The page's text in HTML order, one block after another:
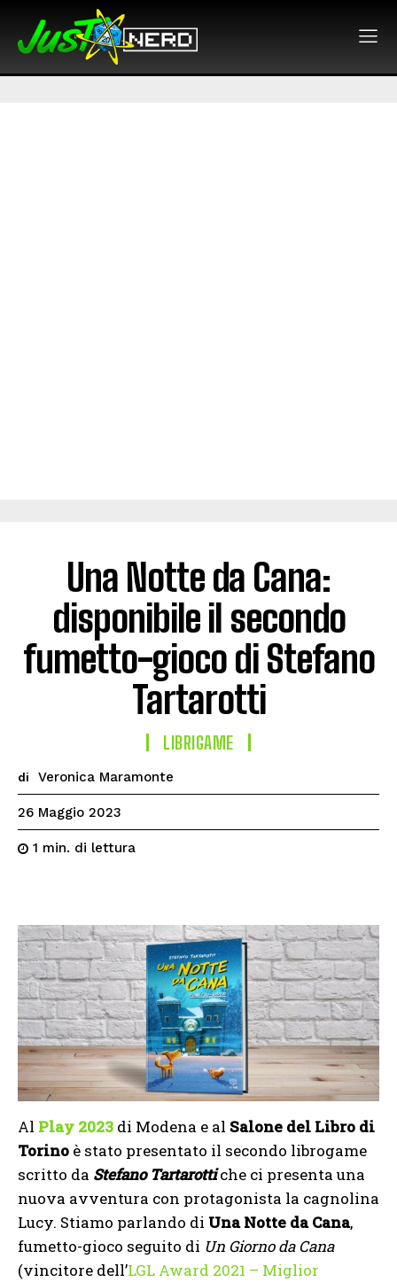
Una Notte da Cana:
disponibile il secondo
fumetto-gioco di Stefano
Tartarotti
LIBRIGAME
di Veronica Maramonte
26 Maggio 2023
1 min. di lettura
Al Play 2023 di Modena e al Salone del Libro di
Torino è stato presentato il secondo librogame
scritto da Stefano Tartarottiche ci presenta una
nuova avventura con protagonista la cagnolina
Lucy. Stiamo parlando di Una Notte da Cana,
fumetto-gioco seguito di Un Giorno da Cana
(vincitore dell’LGL Award 2021 – Miglior